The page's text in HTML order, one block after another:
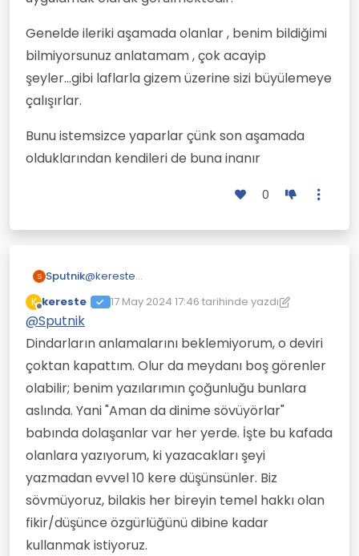
Genelde ileriki aşamada olanlar , benim bildiğimi
bilmiyorsunuz anlatamam , çok acayip
şeyler...gibi laflarla gizem üzerine sizi büyülemeye
çalışırlar.
Bunu istemsizce yaparlar çünk son aşamada
olduklarından kendileri de buna inanır
0
S Sputnik@kereste
kadar kanıtlarsan kanıtla yine de
Tıpkı şizofreni hastalarının kuruntularının yanlış
olduğu apaçık olduğu halde inanmaya
devam etmeleri gibidir.
Dini inançlar aslında inanç filan değil bir tür
şizofrenik bozukluktur.
Beyinleri inanmaya(iman etmeye) zorluyor.
K
Çevrimdışı
kereste 17 May 2024 17:46 tarihinde yazdı
Son düzenleyen: kereste
@Sputnik
Dindarların anlamalarını beklemiyorum, o deviri
çoktan kapattım. Olur da meydanı boş görenler
olabilir; benim yazılarımın çoğunluğu bunlara
aslında. Yani "Aman da dinime sövüyörlar"
babında dolaşanlar var her yerde. İşte bu kafada
olanlara yazıyorum, ki yazacakları şeyi
yazmadan evvel 10 kere düşünsünler. Biz
sövmüyoruz, bilakis her bireyin temel hakkı olan
fikir/düşünce özgürlüğünü dibine kadar
kullanmak istiyoruz.